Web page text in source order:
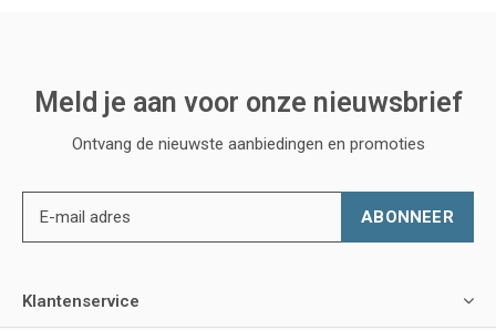
Meld je aan voor onze nieuwsbrief
Ontvang de nieuwste aanbiedingen en promoties
ABONNEER
Klantenservice